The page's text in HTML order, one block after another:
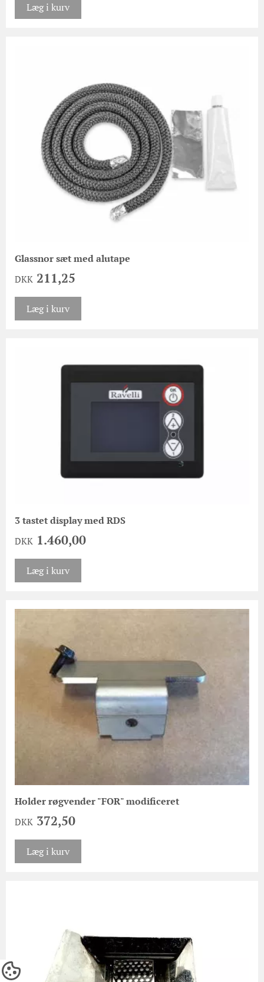
Læg i kurv
Glassnor sæt med alutape
DKK 211,25
Læg i kurv
3 tastet display med RDS
DKK 1.460,00
Læg i kurv
Holder røgvender "FOR" modificeret
DKK 372,50
Læg i kurv